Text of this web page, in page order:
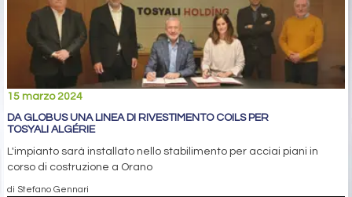
15 marzo 2024
DA GLOBUS UNA LINEA DI RIVESTIMENTO COILS PER
TOSYALI ALGÉRIE
L'impianto sarà installato nello stabilimento per acciai piani in
corso di costruzione a Orano
di Stefano Gennari